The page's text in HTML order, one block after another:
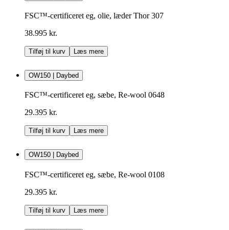
FSC™-certificeret eg, olie, læder Thor 307
38.995 kr.
Tilføj til kurv Læs mere
OW150 | Daybed
FSC™-certificeret eg, sæbe, Re-wool 0648
29.395 kr.
Tilføj til kurv Læs mere
OW150 | Daybed
FSC™-certificeret eg, sæbe, Re-wool 0108
29.395 kr.
Tilføj til kurv Læs mere